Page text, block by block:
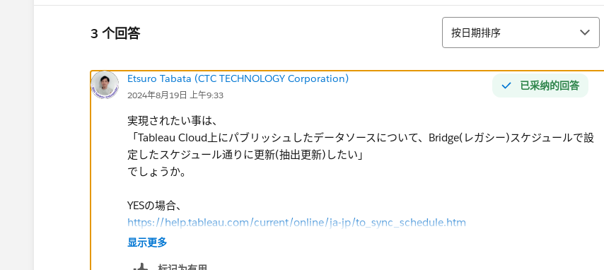
3 个回答 排序
按日期排序
已采纳的回答
Etsuro Tabata (CTC TECHNOLOGY Corporation)
2024年8月19日 上午9:33
実現されたい事は、
「Tableau Cloud上にパブリッシュしたデータソースについて、Bridge(レガシー)スケジュールで設
定したスケジュール通りに更新(抽出更新)したい」
でしょうか。
YESの場合、
https://help.tableau.com/current/online/ja-jp/to_sync_schedule.htm
が参考になるかと存じます。
显示更多